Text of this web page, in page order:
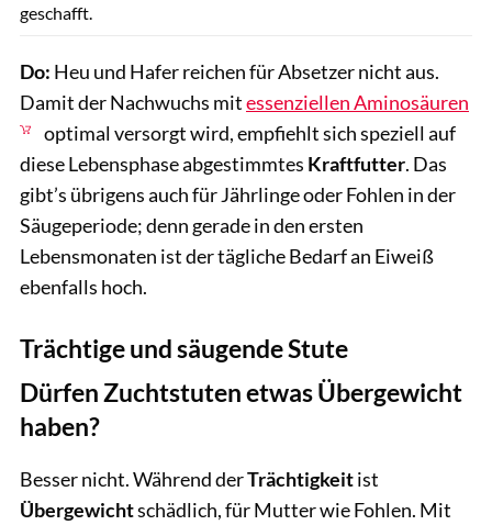
geschafft.
Do: Heu und Hafer reichen für Absetzer nicht aus.
Damit der Nachwuchs mitessenziellen Aminosäuren
optimal versorgt wird, empfiehlt sich speziell auf
diese Lebensphase abgestimmtes Kraftfutter. Das
gibt’s übrigens auch für Jährlinge oder Fohlen in der
Säugeperiode; denn gerade in den ersten
Lebensmonaten ist der tägliche Bedarf an Eiweiß
ebenfalls hoch.
Trächtige und säugende Stute
Dürfen Zuchtstuten etwas Übergewicht
haben?
Besser nicht. Während derTrächtigkeitist
Übergewichtschädlich, für Mutter wie Fohlen. Mit